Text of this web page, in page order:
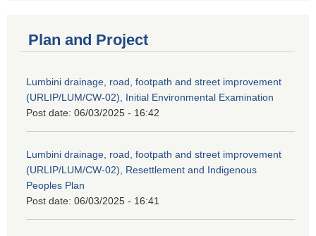
Plan and Project
Lumbini drainage, road, footpath and street improvement
(URLIP/LUM/CW-02), Initial Environmental Examination
Post date: 06/03/2025 - 16:42
Lumbini drainage, road, footpath and street improvement
(URLIP/LUM/CW-02), Resettlement and Indigenous
Peoples Plan
Post date: 06/03/2025 - 16:41